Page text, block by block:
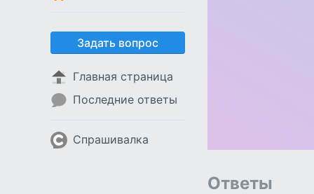
Задать вопрос
Главная страница
Последние ответы
Спрашивалка
Ответы